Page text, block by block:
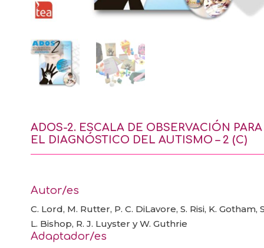
ADOS-2. ESCALA DE OBSERVACIÓN PARA
EL DIAGNÓSTICO DEL AUTISMO – 2 (C)
Autor/es
C. Lord, M. Rutter, P. C. DiLavore, S. Risi, K. Gotham,
L. Bishop, R. J. Luyster y W. Guthrie
Adaptador/es